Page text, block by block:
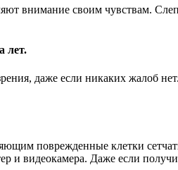
внимание своим чувствам.
лет.
даже если никаких жалоб
поврежденные клетки
и видеокамера. Даже если